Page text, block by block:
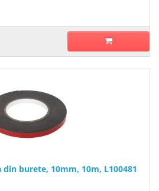
burete, 10mm, 10m, L100481